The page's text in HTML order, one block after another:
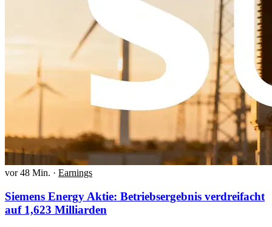
vor 48 Min. · Earnings
Siemens Energy Aktie: Betriebsergebnis verdreifacht
auf 1,623 Milliarden